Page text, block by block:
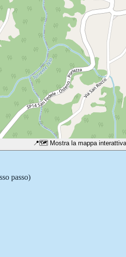
📍🗺️ Mostra la mappa interattiva
passo)